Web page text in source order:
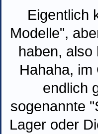
Eigentlich
Modelle",
haben, also
Hahaha,
endlich
sogenannte
Lager oder